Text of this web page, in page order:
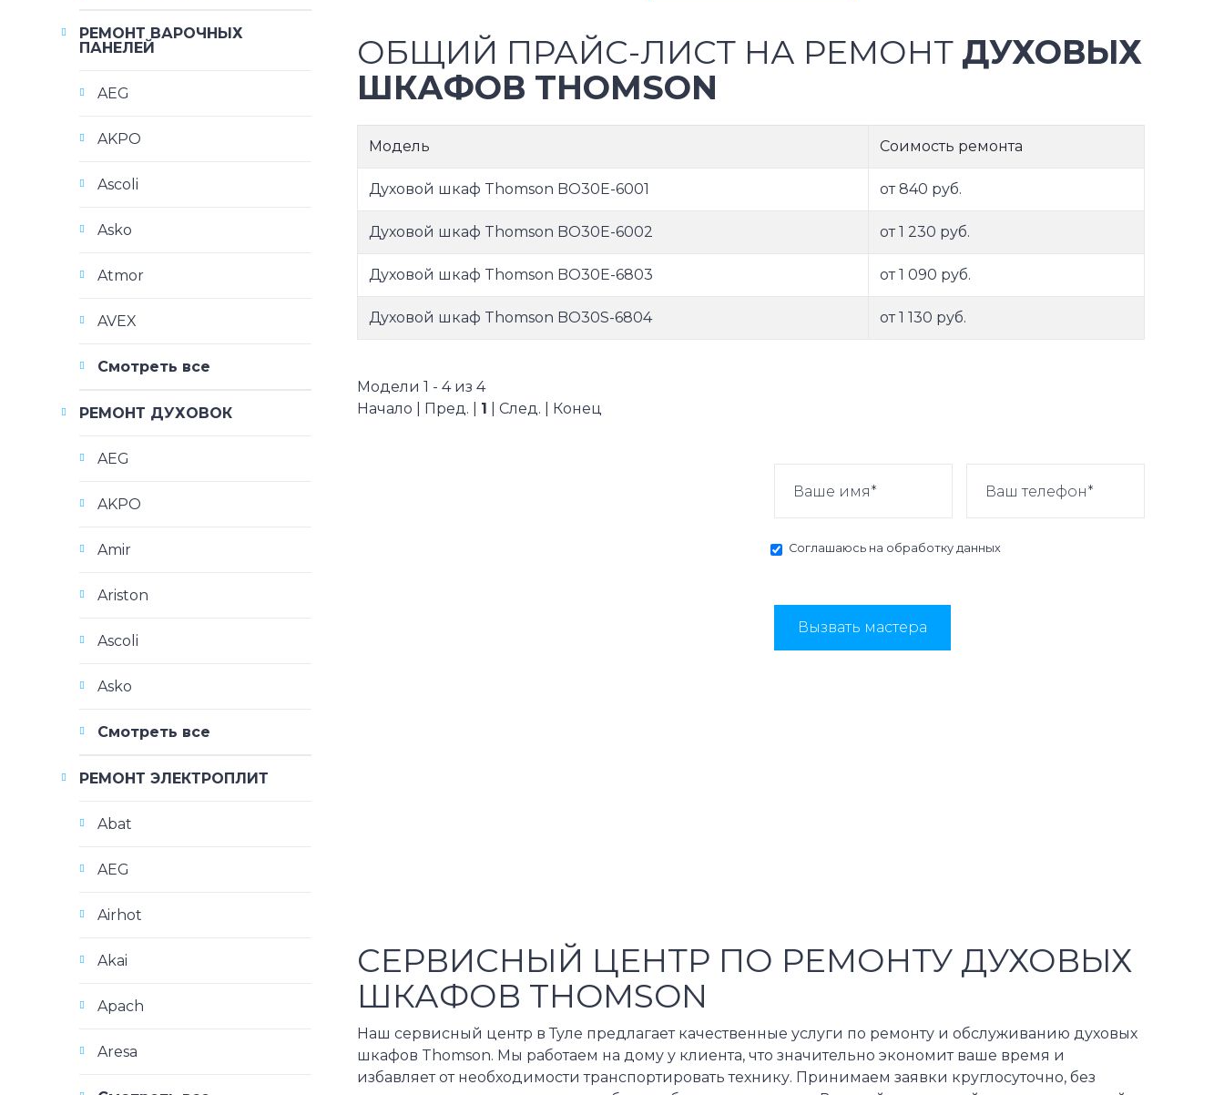
ОБЩИЙ ПРАЙС-ЛИСТ НА РЕМОНТ ДУХОВЫХ
ШКАФОВ THOMSON
Модель Соимость ремонта
Духовой шкаф Thomson BO30E-6001 от 840 руб.
Духовой шкаф Thomson BO30E-6002 от 1 230 руб.
Духовой шкаф Thomson BO30E-6803 от 1 090 руб.
Духовой шкаф Thomson BO30S-6804 от 1 130 руб.
Модели 1 - 4 из 4
Начало | Пред. | 1 | След. | Конец
Соглашаюсь на обработку данных
Вызвать мастера
СЕРВИСНЫЙ ЦЕНТР ПО РЕМОНТУ ДУХОВЫХ
ШКАФОВ THOMSON
Наш сервисный центр в Туле предлагает качественные услуги по ремонту и обслуживанию духовых
шкафов Thomson. Мы работаем на дому у клиента, что значительно экономит ваше время и
избавляет от необходимости транспортировать технику. Принимаем заявки круглосуточно, без
РЕМОНТ ВАРОЧНЫХ
ПАНЕЛЕЙ
AEG
AKPO
Ascoli
Asko
Atmor
AVEX
Смотреть все
РЕМОНТ ДУХОВОК
AEG
AKPO
Amir
Ariston
Ascoli
Asko
Смотреть все
РЕМОНТ ЭЛЕКТРОПЛИТ
Abat
AEG
Airhot
Akai
Apach
Aresa